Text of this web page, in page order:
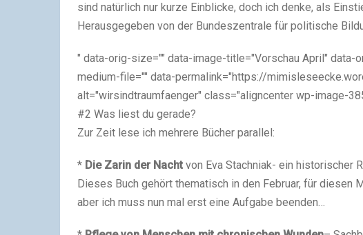
sind natürlich nur kurze Einblicke, doch ich denke, als
Herausgegeben von der Bundeszentrale für politische
" data-orig-size="" data-image-title="Vorschau April" data-
medium-file="" data-permalink="https://
alt="wirsindtraumfaenger" class="aligncenter wp-image-
#2 Was liest du gerade?
Zur Zeit lese ich mehrere Bücher parallel:
* Die Zarin der Nacht von Eva Stachniak- ein historischer
Dieses Buch gehört thematisch in den Februar, für diesen
aber ich muss nun mal erst eine Aufgabe beenden…